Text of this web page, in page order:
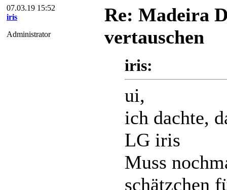
07.03.19 15:52
iris
Administrator
Re: Madeira
vertauschen
iris:
ui,
ich dachte,
LG iris
Muss
schätzchen